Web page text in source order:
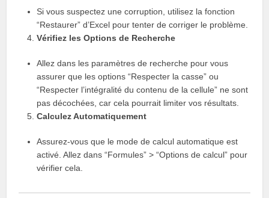
Si vous suspectez une corruption, utilisez la fonction
“Restaurer” d’Excel pour tenter de corriger le problème.
Vérifiez les Options de Recherche
Allez dans les paramètres de recherche pour vous
assurer que les options “Respecter la casse” ou
“Respecter l’intégralité du contenu de la cellule” ne sont
pas décochées, car cela pourrait limiter vos résultats.
Calculez Automatiquement
Assurez-vous que le mode de calcul automatique est
activé. Allez dans “Formules” > “Options de calcul” pour
vérifier cela.